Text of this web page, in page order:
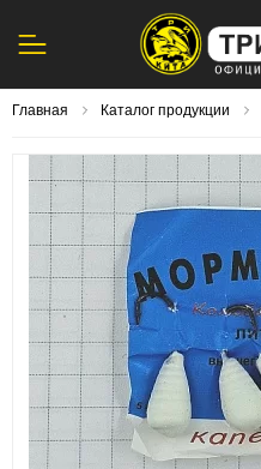
Главная Каталог продукции